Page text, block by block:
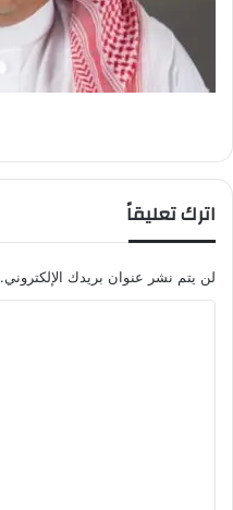
اترك تعليقاً
لن يتم نشر عنوان بريدك الإلكتروني.